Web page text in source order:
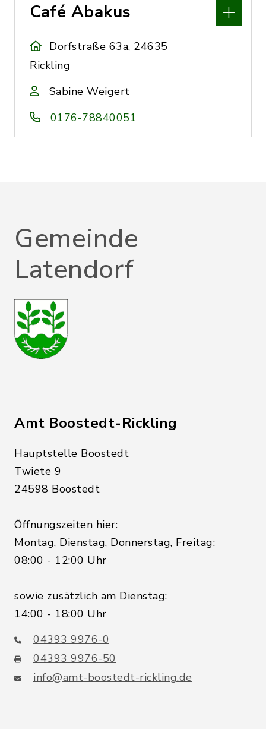
Café Abakus
Dorfstraße 63a, 24635
Rickling
Sabine Weigert
0176-78840051
Gemeinde
Latendorf
Amt Boostedt-Rickling
Hauptstelle Boostedt
Twiete 9
24598 Boostedt
Öffnungszeiten hier:
Montag, Dienstag, Donnerstag, Freitag:
08:00 - 12:00 Uhr
sowie zusätzlich am Dienstag:
14:00 - 18:00 Uhr
04393 9976-0
04393 9976-50
info@amt-boostedt-rickling.de